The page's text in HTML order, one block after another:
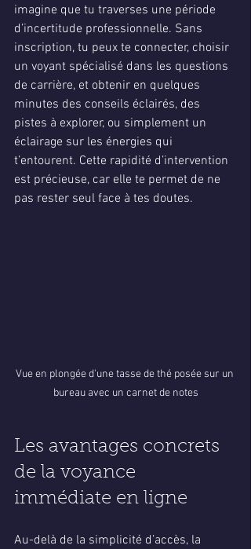
imagine que tu traverses une période
d’incertitude professionnelle. Sans
inscription, tu peux te connecter, choisir
un voyant spécialisé dans les questions
de carrière, et obtenir en quelques
minutes des conseils éclairés, des
pistes à explorer, ou simplement un
éclairage sur les énergies qui
t’entourent. Cette rapidité d’intervention
est précieuse, car elle te permet de ne
pas rester seul face à tes doutes.
Vue en plongée d'une tasse de thé posée sur un
bureau avec un carnet de notes
Les avantages concrets
de la voyance
immédiate en ligne
Au-delà de la simplicité d’accès, la